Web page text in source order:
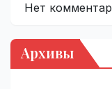
Нет
Архивы